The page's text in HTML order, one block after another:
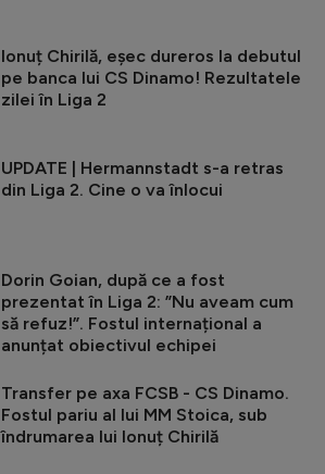
Ionuț Chirilă, eșec dureros la debutul
pe banca lui CS Dinamo! Rezultatele
zilei în Liga 2
UPDATE | Hermannstadt s-a retras
din Liga 2. Cine o va înlocui
Dorin Goian, după ce a fost
prezentat în Liga 2: ”Nu aveam cum
să refuz!”. Fostul internațional a
anunțat obiectivul echipei
Transfer pe axa FCSB - CS Dinamo.
Fostul pariu al lui MM Stoica, sub
îndrumarea lui Ionuț Chirilă